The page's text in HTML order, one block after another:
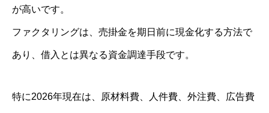
が高いです。
ファクタリングは、売掛金を期日前に現金化する方法で
あり、借入とは異なる資金調達手段です。
特に2026年現在は、原材料費、人件費、外注費、広告費